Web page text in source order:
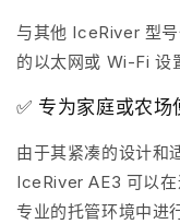
与其他 IceRiver 型
的以太网或 Wi-Fi 设
✅ 专为家庭或农场
由于其紧凑的设计和
IceRiver AE3 可以
专业的托管环境中进